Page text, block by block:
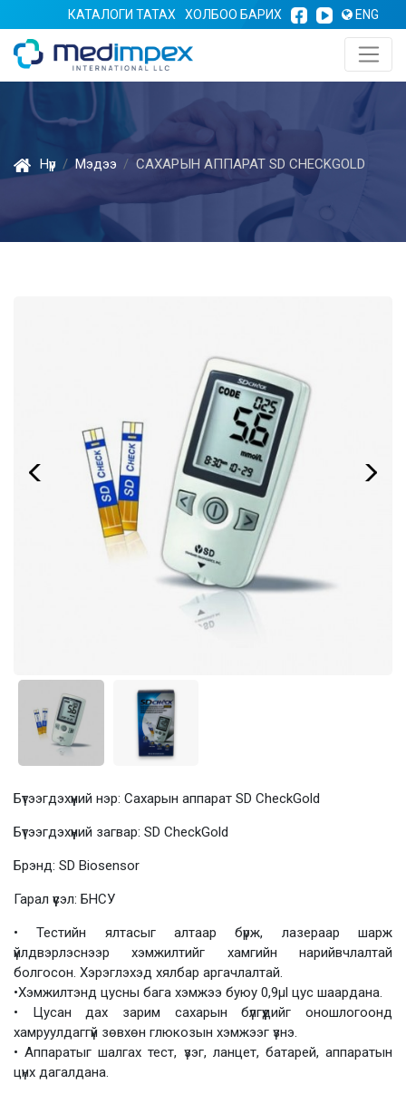
КАТАЛОГИ ТАТАХ ХОЛБОО БАРИХ ENG
Нүүр Мэдээ CАХАРЫН АППАРАТ SD CHECKGOLD
Бүтээгдэхүүний нэр: Cахарын аппарат SD CheckGold
Бүтээгдэхүүний загвар: SD CheckGold
Брэнд: SD Biosensor
Гарал үүсэл: БНСУ
• Тестийн ялтасыг алтаар бүрж, лазераар шарж
үйлдвэрлэснээр хэмжилтийг хамгийн нарийвчлалтай
болгосон. Хэрэглэхэд хялбар аргачлалтай.
•Хэмжилтэнд цусны бага хэмжээ буюу 0,9μl цус шаардана.
• Цусан дах зарим сахарын бүлгүүдийг оношлогоонд
хамруулдаггүй зөвхөн глюкозын хэмжээг үзнэ.
• Аппаратыг шалгах тест, үзэг, ланцет, батарей, аппаратын
цүнх дагалдана.